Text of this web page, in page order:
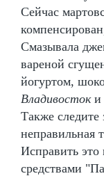
Сейчас
Смазывала
вареной
йогуртом,
Владивостоки
Также
неправильная
Исправить
средствами